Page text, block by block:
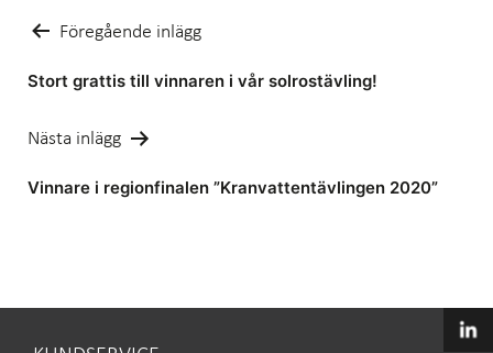
Inläggsnavigering
Föregående inlägg
Stort grattis till vinnaren i vår solrostävling!
Nästa inlägg
Vinnare i regionfinalen ”Kranvattentävlingen 2020”